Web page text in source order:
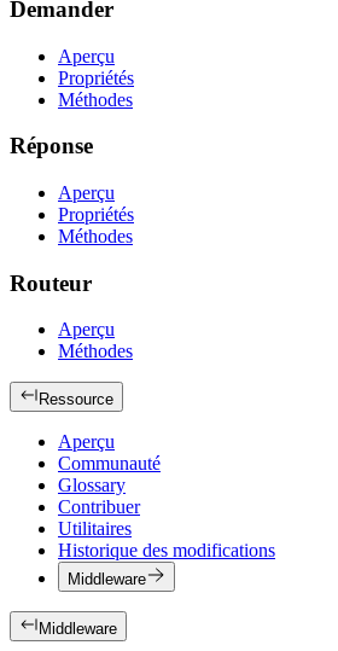
Demander
Aperçu
Propriétés
Méthodes
Réponse
Aperçu
Propriétés
Méthodes
Routeur
Aperçu
Méthodes
Ressource
Aperçu
Communauté
Glossary
Contribuer
Utilitaires
Historique des modifications
Middleware
Middleware